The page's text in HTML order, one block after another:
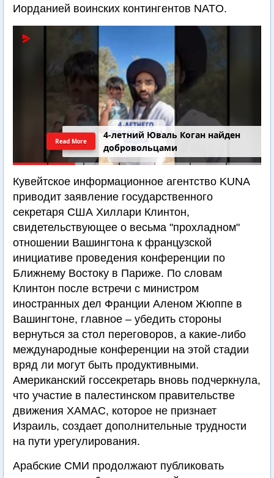
Иорданией воинских контингентов NATO.
4-летний Юваль Коган найден
добровольцами
Read More
Кувейтское информационное агентство KUNA
приводит заявление государственного
секретаря США Хиллари Клинтон,
свидетельствующее о весьма "прохладном"
отношении Вашингтона к французской
инициативе проведения конференции по
Ближнему Востоку в Париже. По словам
Клинтон после встречи с министром
иностранных дел Франции Аленом Жюппе в
Вашингтоне, главное – убедить стороны
вернуться за стол переговоров, а какие-либо
международные конференции на этой стадии
вряд ли могут быть продуктивными.
Американский госсекретарь вновь подчеркнула,
что участие в палестинском правительстве
движения ХАМАС, которое не признает
Израиль, создает дополнительные трудности
на пути урегулирования.
Арабские СМИ продолжают публиковать